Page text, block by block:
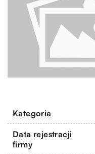
Kategoria
Data rejestracji
firmy